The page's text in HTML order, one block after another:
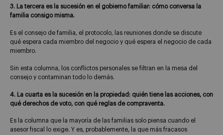
3. La tercera es la sucesión en el gobierno familiar: cómo conversa la
familia consigo misma.
Es el consejo de familia, el protocolo, las reuniones donde se discute
qué espera cada miembro del negocio y qué espera el negocio de cada
miembro.
Sin esta columna, los conflictos personales se filtran en la mesa del
consejo y contaminan todo lo demás.
4. La cuarta es la sucesión en la propiedad: quién tiene las acciones, con
qué derechos de voto, con qué reglas de compraventa.
Es la columna que la mayoría de las familias solo piensa cuando el
asesor fiscal lo exige. Y es, probablemente, la que más fracasos